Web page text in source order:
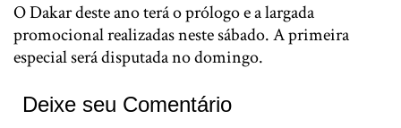
O Dakar deste ano terá o prólogo e a largada
promocional realizadas neste sábado. A primeira
especial será disputada no domingo.
Deixe seu Comentário